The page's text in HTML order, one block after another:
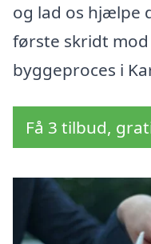
og lad os hjælpe
første skridt
byggeproces i
Få 3 tilbud,